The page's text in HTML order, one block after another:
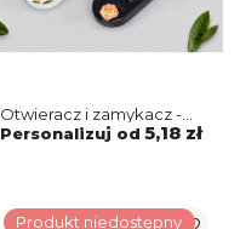
Otwieracz i zamykacz -
Dream Motyw 5
Personalizuj od 5,18 zł
Produkt niedostępny